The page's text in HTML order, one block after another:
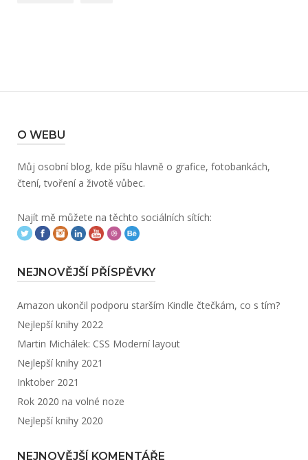
O WEBU
Můj osobní blog, kde píšu hlavně o grafice, fotobankách,
čtení, tvoření a životě vůbec.
Najít mě můžete na těchto sociálních sítích:
NEJNOVĚJŠÍ PŘÍSPĚVKY
Amazon ukončil podporu starším Kindle čtečkám, co s tím?
Nejlepší knihy 2022
Martin Michálek: CSS Moderní layout
Nejlepší knihy 2021
Inktober 2021
Rok 2020 na volné noze
Nejlepší knihy 2020
NEJNOVĚJŠÍ KOMENTÁŘE